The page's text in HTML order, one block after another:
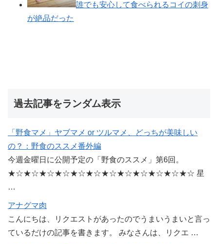
誰でも安心して食べられるコイの刺身
が絶品だった
過去記事をランダム表示
「野食マメ」ヤブマメ or ツルマメ、どっちが美味しい
の？：野食のススメ番外編
今週金曜日に公開予定の「野食のススメ」第6回。
★☆★☆★☆★☆★☆★☆★☆★☆★☆★☆★☆★☆ 星
…
アナグマ肉
こんにちは、リクエストがあったのでうまいうまいと言っ
ているだけの記事を書きます。 みなさんは、リクエ …